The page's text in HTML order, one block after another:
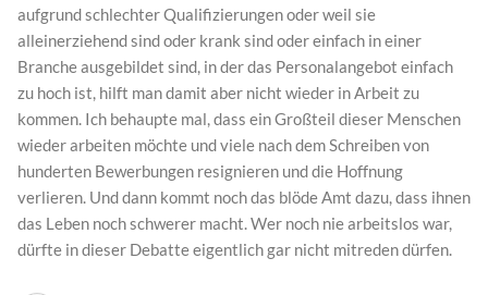
aufgrund schlechter Qualifizierungen oder weil sie
alleinerziehend sind oder krank sind oder einfach in einer
Branche ausgebildet sind, in der das Personalangebot einfach
zu hoch ist, hilft man damit aber nicht wieder in Arbeit zu
kommen. Ich behaupte mal, dass ein Großteil dieser Menschen
wieder arbeiten möchte und viele nach dem Schreiben von
hunderten Bewerbungen resignieren und die Hoffnung
verlieren. Und dann kommt noch das blöde Amt dazu, dass ihnen
das Leben noch schwerer macht. Wer noch nie arbeitslos war,
dürfte in dieser Debatte eigentlich gar nicht mitreden dürfen.